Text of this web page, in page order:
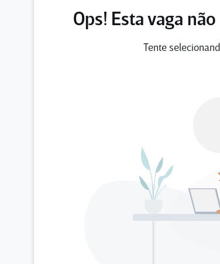
Ops! Esta vaga
Tente